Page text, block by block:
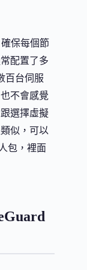
保每個節
配置了多
百台伺服
不會感覺
選擇虛擬
似，可以
包，裡面